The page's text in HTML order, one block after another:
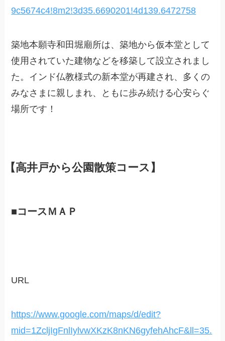
9c5674c4!8m2!3d35.6690201!4d139.6472758
築地本願寺和田堀廟所は、築地から仮本堂として
使用されていた建物などを移築して設立されまし
た。インド仏教様式の新本堂が再建され、多くの
みなさまに親しまれ、ともに歩み続ける心安らぐ
場所です！
【高井戸から公園散策コース】
■コースＭＡＰ
URL
https://www.google.com/maps/d/edit?
mid=1ZcljIgFnlIylvwXKzK8nKN6gyfehAhcF&ll=35.